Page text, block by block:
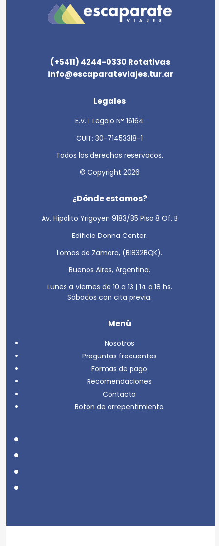
(+5411) 4244-0330 Rotativas
info@escaparateviajes.tur.ar
Legales
E.V.T Legajo N° 16164
CUIT: 30-71453318-1
Todos los derechos reservados.
© Copyright 2026
¿Dónde estamos?
Av. Hipólito Yrigoyen 9183/85 Piso 8 Of. B
Edificio Donna Center.
Lomas de Zamora, (B1832BQK).
Buenos Aires, Argentina.
Lunes a Viernes de 10 a 13 | 14 a 18 hs.
Sábados con cita previa.
Menú
Nosotros
Preguntas frecuentes
Formas de pago
Recomendaciones
Contacto
Botón de arrepentimiento